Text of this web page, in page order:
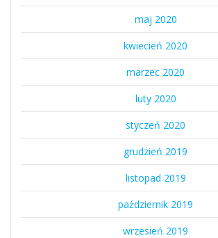
maj 2020
kwiecień 2020
marzec 2020
luty 2020
styczeń 2020
grudzień 2019
listopad 2019
październik 2019
wrzesień 2019